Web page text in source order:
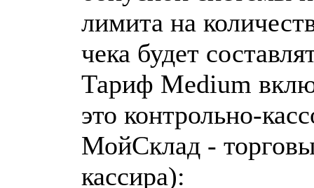
лимита на
чека будет
Тариф Medium
это контрольно-
МойСклад -
кассира):